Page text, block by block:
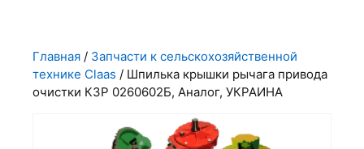
Главная / Запчасти к сельскохозяйственной
технике Claas / Шпилька крышки рычага привода
очистки КЗР 0260602Б, Аналог, УКРАИНА